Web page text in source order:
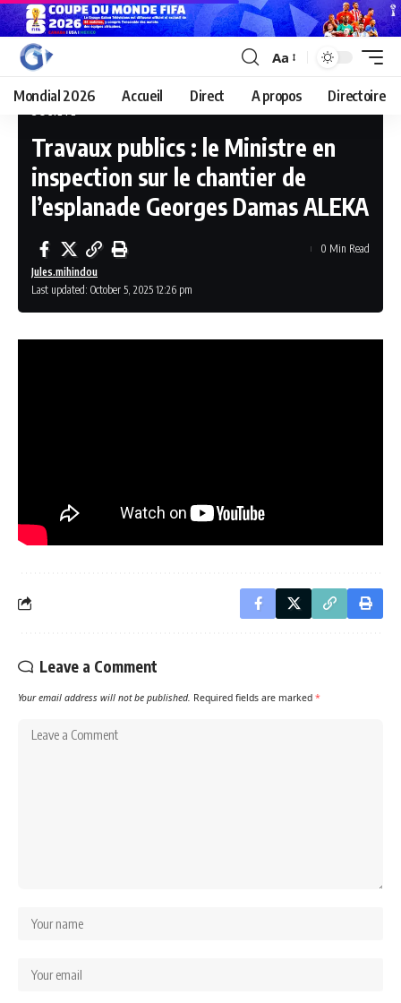
Aa
Mondial 2026 Accueil Direct A propos Directoire
SOCIÉTÉ
Travaux publics : le Ministre en
inspection sur le chantier de
l’esplanade Georges Damas ALEKA
Last updated: October 5, 2025 12:26 pm
Jules.mihindou
0 Min Read
Leave a Comment
Your email address will not be published. Required fields are marked *